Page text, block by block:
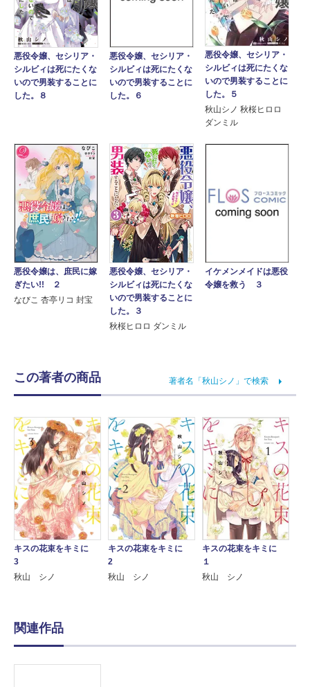
悪役令嬢、セシリア・
シルビィは死にたくな
いので男装することに
した。８
悪役令嬢、セシリア・
シルビィは死にたくな
いので男装することに
した。６
悪役令嬢、セシリア・
シルビィは死にたくな
いので男装することに
した。５
秋山シノ 秋桜ヒロロ
ダンミル
悪役令嬢は、庶民に嫁
ぎたい!! ２
なびこ 杏亭リコ 封宝
悪役令嬢、セシリア・
シルビィは死にたくな
いので男装することに
した。３
秋桜ヒロロ ダンミル
イケメンメイドは悪役
令嬢を救う ３
この著者の商品 著者名「秋山シノ」で検索
キスの花束をキミに
3
秋山 シノ
キスの花束をキミに
2
秋山 シノ
キスの花束をキミに
１
秋山 シノ
関連作品